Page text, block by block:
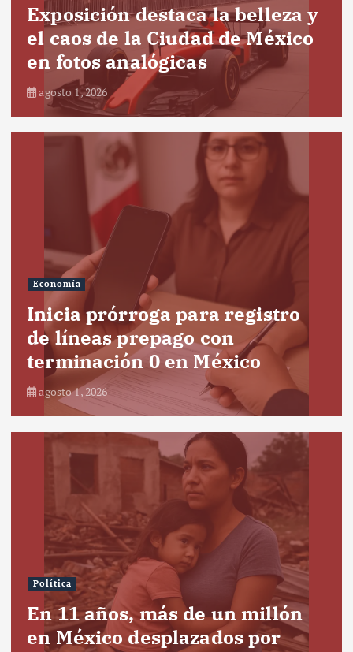
Exposición destaca la belleza y
el caos de la Ciudad de México
en fotos analógicas
agosto 1, 2026
Economía
Inicia prórroga para registro
de líneas prepago con
terminación 0 en México
agosto 1, 2026
Política
En 11 años, más de un millón
en México desplazados por